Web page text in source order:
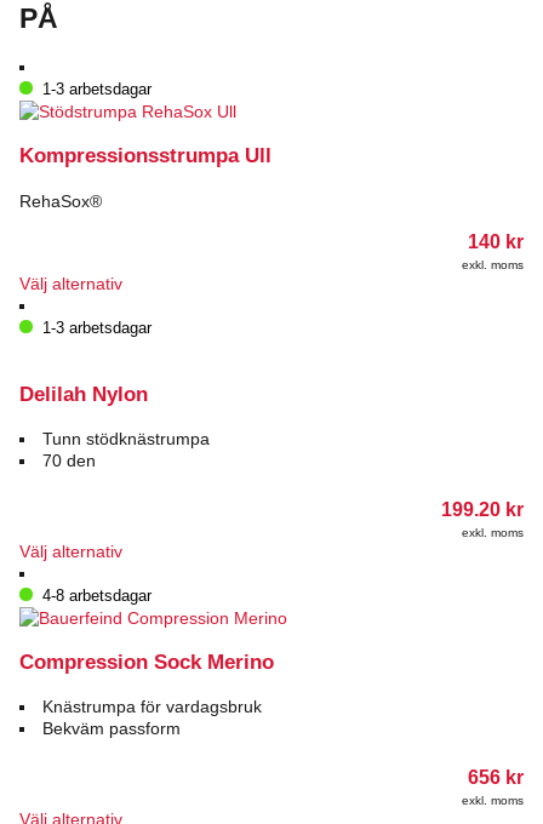
PÅ
1-3 arbetsdagar
Kompressionsstrumpa Ull
RehaSox®
140 kr
exkl. moms
Välj alternativDen
produkten
varianter.
olika
1-3 arbetsdagar
Delilah Nylon
Tunn stödknästrumpa
70 den
199.20 kr
exkl. moms
Välj alternativDen
produkten
har
varianter.
olika
alternativen
4-8 arbetsdagar
Compression Sock Merino
Knästrumpa för vardagsbruk
Bekväm passform
656 kr
exkl. moms
Välj alternativDen